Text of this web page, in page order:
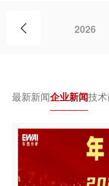
2026
最新新闻企业新闻技